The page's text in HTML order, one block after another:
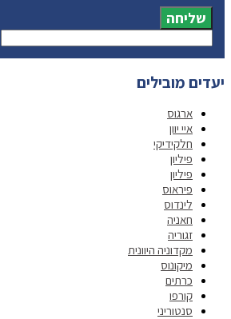
שליחה
יעדים מובילים
ארגוס
איי יוון
חלקידיקי
פיליון
פיליון
פיראוס
לינדוס
חאניה
זגוריה
מקדוניה היוונית
מיקונוס
כרתים
קורפו
סנטוריני